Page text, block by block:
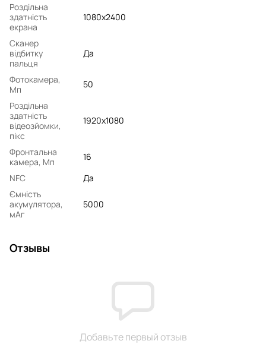
Роздільна
здатність
екрана
1080x2400
Сканер
відбитку
пальця
Да
Фотокамера,
Мп
50
Роздільна
здатність
відеозйомки,
пікс
1920x1080
Фронтальна
камера, Мп
16
NFC
Да
Ємність
акумулятора,
мАг
5000
Отзывы
Добавьте первый отзыв